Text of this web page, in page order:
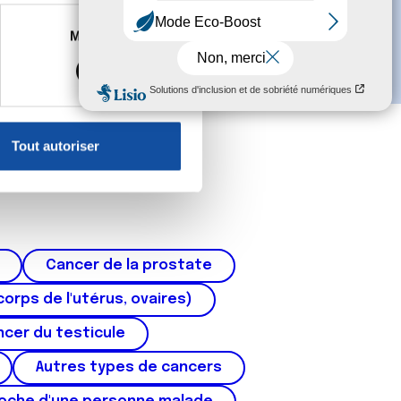
à plusieurs mètres près
reportez-vous à lasection «
sur les cookies.
informations que
Marketing
Tout autoriser
Cancer de la prostate
de l'utérus, ovaires)
du testicule
Autres types de cancers